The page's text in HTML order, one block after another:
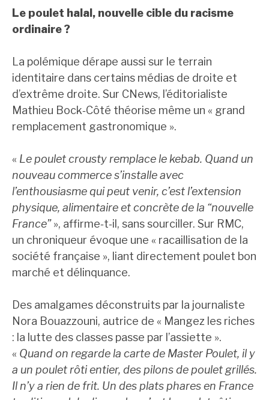
Le poulet halal, nouvelle cible du racisme
ordinaire ?
La polémique dérape aussi sur le terrain
identitaire dans certains médias de droite et
d’extrême droite. Sur CNews, l’éditorialiste
Mathieu Bock‑Côté théorise même un « grand
remplacement gastronomique ».
« Le poulet crousty remplace le kebab. Quand un
nouveau commerce s’installe avec
l’enthousiasme qui peut venir, c’est l’extension
physique, alimentaire et concrète de la “nouvelle
France”», affirme‑t‑il, sans sourciller. Sur RMC,
un chroniqueur évoque une « racaillisation de la
société française », liant directement poulet bon
marché et délinquance.
Des amalgames déconstruits par la journaliste
Nora Bouazzouni, autrice de « Mangez les riches
: la lutte des classes passe par l’assiette ».
« Quand on regarde la carte de Master Poulet, il y
a un poulet rôti entier, des pilons de poulet grillés.
Il n’y a rien de frit. Un des plats phares en France